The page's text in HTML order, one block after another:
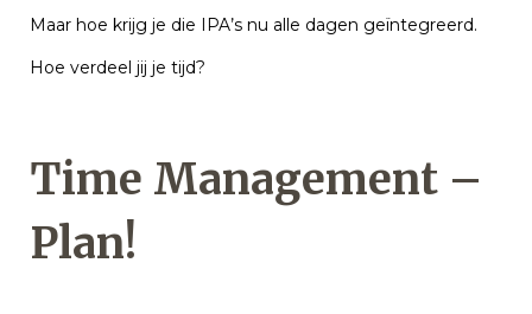
Maar hoe krijg je die IPA’s nu alle dagen geïntegreerd.
Hoe verdeel jij je tijd?
Time Management –
Plan!